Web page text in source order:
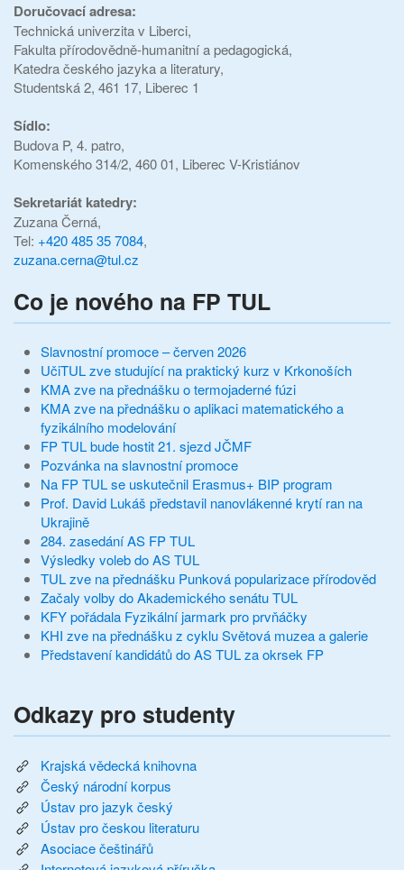
Doručovací adresa:
Technická univerzita v Liberci,
Fakulta přírodovědně-humanitní a pedagogická,
Katedra českého jazyka a literatury,
Studentská 2, 461 17, Liberec 1
Sídlo:
Budova P, 4. patro,
Komenského 314/2, 460 01, Liberec V-Kristiánov
Sekretariát katedry:
Zuzana Černá,
Tel: +420 485 35 7084,
zuzana.cerna@tul.cz
Co je nového na FP TUL
Slavnostní promoce – červen 2026
UčiTUL zve studující na praktický kurz v Krkonoších
KMA zve na přednášku o termojaderné fúzi
KMA zve na přednášku o aplikaci matematického a
fyzikálního modelování
FP TUL bude hostit 21. sjezd JČMF
Pozvánka na slavnostní promoce
Na FP TUL se uskutečnil Erasmus+ BIP program
Prof. David Lukáš představil nanovlákenné krytí ran na
Ukrajině
284. zasedání AS FP TUL
Výsledky voleb do AS TUL
TUL zve na přednášku Punková popularizace přírodověd
Začaly volby do Akademického senátu TUL
KFY pořádala Fyzikální jarmark pro prvňáčky
KHI zve na přednášku z cyklu Světová muzea a galerie
Představení kandidátů do AS TUL za okrsek FP
Odkazy pro studenty
Krajská vědecká knihovna
Český národní korpus
Ústav pro jazyk český
Ústav pro českou literaturu
Asociace češtinářů